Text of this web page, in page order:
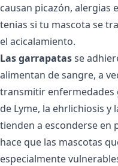
causan picazón, alergias
tenias si tu mascota se
el acicalamiento.
Las garrapatasse
alimentan de sangre, a
transmitir enfermedades
de Lyme, la ehrlichiosis y
tienden a esconderse en
hace que las mascotas
especialmente